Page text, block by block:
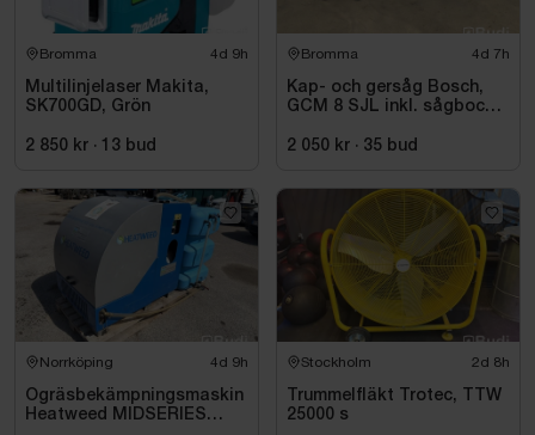
Bromma 4d 9h
Multilinjelaser Makita,
SK700GD, Grön
2 850 kr · 13 bud
Bromma 4d 7h
Kap- och gersåg Bosch,
GCM 8 SJL inkl. sågbock
2 050 kr · 35 bud
Norrköping 4d 9h
Ogräsbekämpningsmaskin
Heatweed MIDSERIES
Stockholm 2d 8h
Trummelfläkt Trotec, TTW
25000 s